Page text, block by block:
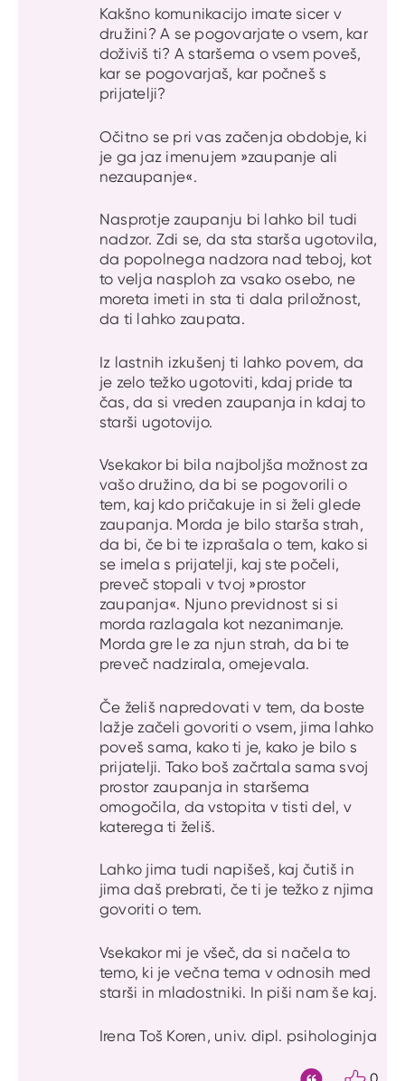
Kakšno komunikacijo imate sicer v
družini? A se pogovarjate o vsem, kar
doživiš ti? A staršema o vsem poveš,
kar se pogovarjaš, kar počneš s
prijatelji?
Očitno se pri vas začenja obdobje, ki
je ga jaz imenujem »zaupanje ali
nezaupanje«.
Nasprotje zaupanju bi lahko bil tudi
nadzor. Zdi se, da sta starša ugotovila,
da popolnega nadzora nad teboj, kot
to velja nasploh za vsako osebo, ne
moreta imeti in sta ti dala priložnost,
da ti lahko zaupata.
Iz lastnih izkušenj ti lahko povem, da
je zelo težko ugotoviti, kdaj pride ta
čas, da si vreden zaupanja in kdaj to
starši ugotovijo.
Vsekakor bi bila najboljša možnost za
vašo družino, da bi se pogovorili o
tem, kaj kdo pričakuje in si želi glede
zaupanja. Morda je bilo starša strah,
da bi, če bi te izprašala o tem, kako si
se imela s prijatelji, kaj ste počeli,
preveč stopali v tvoj »prostor
zaupanja«. Njuno previdnost si si
morda razlagala kot nezanimanje.
Morda gre le za njun strah, da bi te
preveč nadzirala, omejevala.
Če želiš napredovati v tem, da boste
lažje začeli govoriti o vsem, jima lahko
poveš sama, kako ti je, kako je bilo s
prijatelji. Tako boš začrtala sama svoj
prostor zaupanja in staršema
omogočila, da vstopita v tisti del, v
katerega ti želiš.
Lahko jima tudi napišeš, kaj čutiš in
jima daš prebrati, če ti je težko z njima
govoriti o tem.
Vsekakor mi je všeč, da si načela to
temo, ki je večna tema v odnosih med
starši in mladostniki. In piši nam še kaj.
Irena Toš Koren, univ. dipl. psihologinja